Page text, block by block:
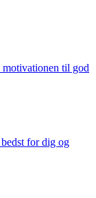
til god
for dig og